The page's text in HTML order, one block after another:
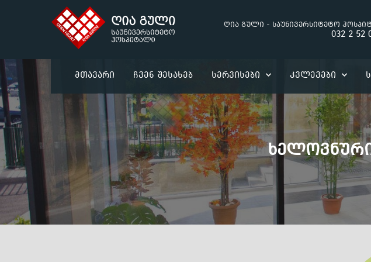
ღია გული - საუნივერსიტეტო
032 2 52
Მთავარი Ჩვენ Შესახებ Სერვისები Კვლევები